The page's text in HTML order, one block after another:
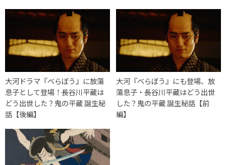
大河ドラマ『べらぼう』に放蕩
息子として登場！長谷川平蔵は
どう出世した？鬼の平蔵 誕生秘
話【後編】
大河『べらぼう』にも登場、放
蕩息子・長谷川平蔵はどう出世
した？鬼の平蔵 誕生秘話【前
編】